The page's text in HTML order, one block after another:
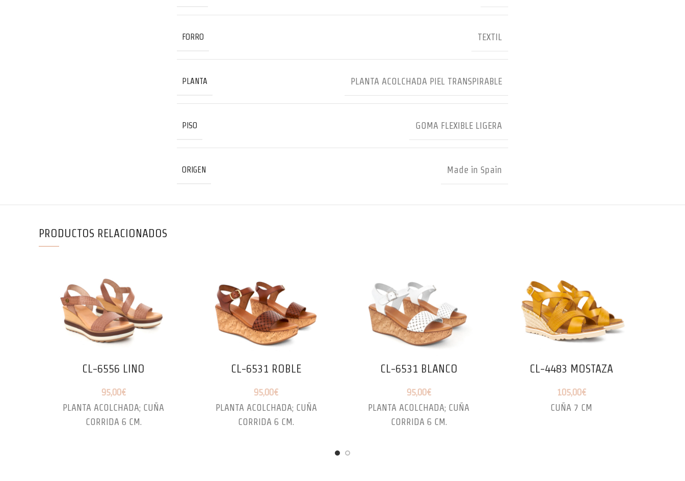
FORRO TEXTIL
PLANTA PLANTA ACOLCHADA PIEL TRANSPIRABLE
PISO GOMA FLEXIBLE LIGERA
ORIGEN Made in Spain
PRODUCTOS RELACIONADOS
CL-6556 LINO
95,00€
PLANTA ACOLCHADA; CUÑA
CORRIDA 6 CM.
CL-6531 ROBLE
95,00€
PLANTA ACOLCHADA; CUÑA
CORRIDA 6 CM.
CL-6531 BLANCO
95,00€
PLANTA ACOLCHADA; CUÑA
CORRIDA 6 CM.
CL-4483 MOSTAZA
105,00€
CUÑA 7 CM